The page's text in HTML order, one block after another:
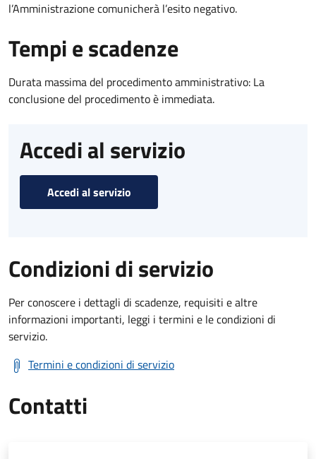
l’Amministrazione comunicherà l’esito negativo.
Tempi e scadenze
Durata massima del procedimento amministrativo: La
conclusione del procedimento è immediata.
Accedi al servizio
Accedi al servizio
Condizioni di servizio
Per conoscere i dettagli di scadenze, requisiti e altre
informazioni importanti, leggi i termini e le condizioni di
servizio.
Termini e condizioni di servizio
Contatti